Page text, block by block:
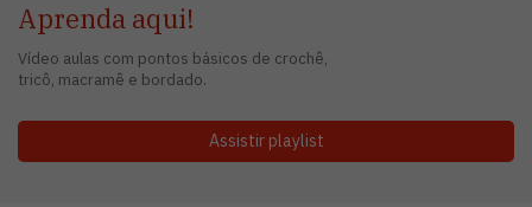
Aprenda aqui!
Vídeo aulas com pontos básicos de crochê,
tricô, macramê e bordado.
Assistir playlist